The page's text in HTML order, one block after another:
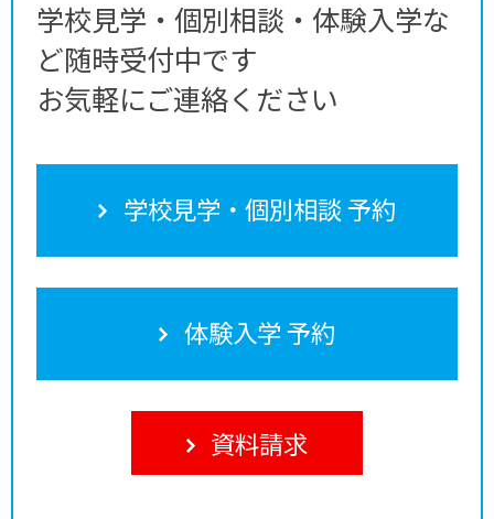
学校見学・個別相談・体験入学な
ど随時受付中です
お気軽にご連絡ください
学校見学・個別相談 予約
体験入学 予約
資料請求